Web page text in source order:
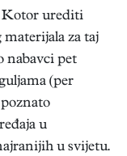
Kotor urediti
za taj
nabavci pet
(per
u
u svijetu.